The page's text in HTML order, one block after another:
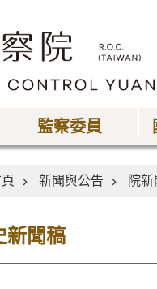
監察委員
新聞與公告 院
新聞稿